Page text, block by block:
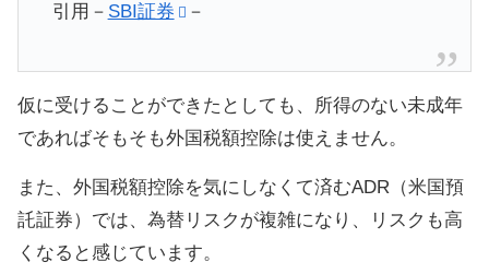
引用－ SBI証券 －
仮に受けることができたとしても、所得のない未成年
であればそもそも外国税額控除は使えません。
また、外国税額控除を気にしなくて済むADR（米国預
託証券）では、為替リスクが複雑になり、リスクも高
くなると感じています。